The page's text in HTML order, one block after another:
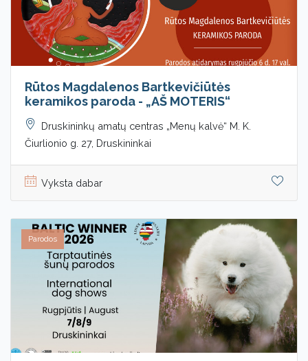
Rūtos Magdalenos Bartkevičiūtės
keramikos paroda - „AŠ MOTERIS“
Druskininkų amatų centras „Menų kalvė“ M. K.
Čiurlionio g. 27, Druskininkai
Vyksta dabar
Parodos